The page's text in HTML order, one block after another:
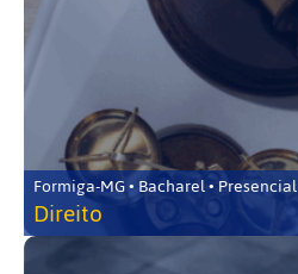
Formiga-MG • Bacharel • Presencial
Direito